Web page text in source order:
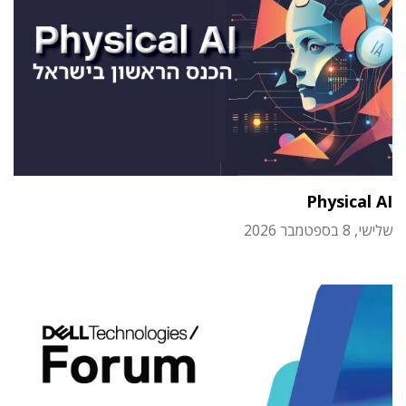
Physical AI
שלישי, 8 בספטמבר 2026